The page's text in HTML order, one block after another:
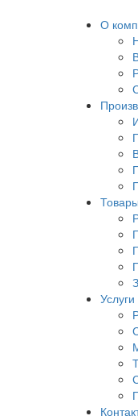
О
Товары
Услуги